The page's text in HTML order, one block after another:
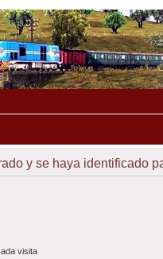
y se haya identificado
visita